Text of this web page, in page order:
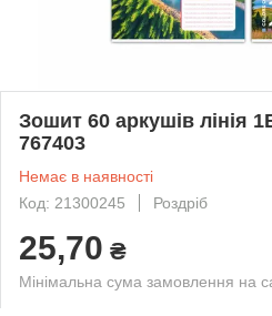
Зошит 60 аркушів лінія
767403
Немає в наявності
Код: 21300245
Роздріб
25,70 ₴
Мінімальна сума замовлення на